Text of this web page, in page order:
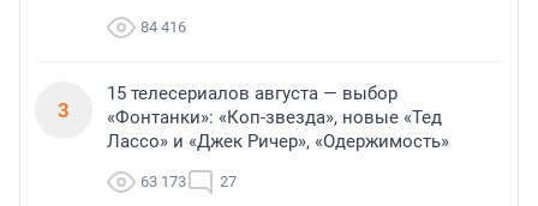
84 416
3
15 телесериалов августа — выбор
«Фонтанки»: «Коп-звезда», новые «Тед
Лассо» и «Джек Ричер», «Одержимость»
63 173 27